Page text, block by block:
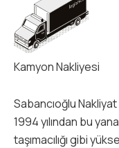
Kamyon Nakliyesi
Sabancıoğlu
1994 yılından bu
taşımacılığı gibi